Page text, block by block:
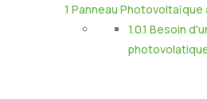
1 Panneau Photovoltaïque
1.0.1 Besoin